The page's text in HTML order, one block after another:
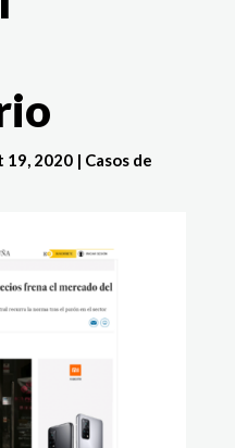
19, 2020| Casos de